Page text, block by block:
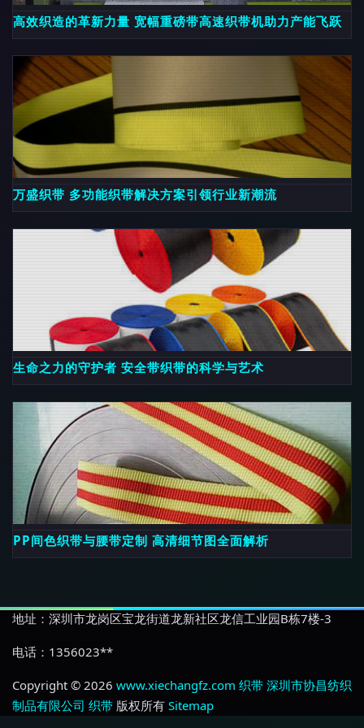
高效织造的革新力量 宽幅重磅带高速织带机助力产能飞跃
万盛织带 多功能织带解决方案引领行业新潮流
生命之力的守护者 安全带织带的科学与艺术
PP间色织带与腰带定制 高清细节图全面解析
地址：深圳市龙岗区宝龙街道龙新社区龙信工业园B栋7楼-3
电话：1356023**
Copyright © 2026 www.xiechangfz.com 织带 深圳市协昌纺织
制品有限公司 织带 版权所有 Sitemap